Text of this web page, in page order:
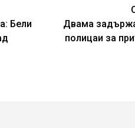
Бели
Двама
полицаи за